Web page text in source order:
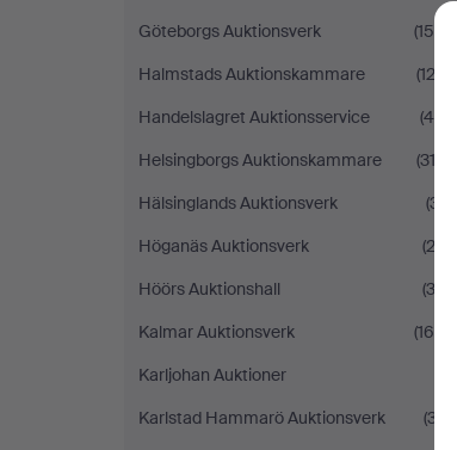
Göteborgs Auktionsverk
(156)
Halmstads Auktionskammare
(122)
Handelslagret Auktionsservice
(46)
Helsingborgs Auktionskammare
(313)
Hälsinglands Auktionsverk
(31)
Höganäs Auktionsverk
(22)
Höörs Auktionshall
(33)
Kalmar Auktionsverk
(160)
Karljohan Auktioner
Karlstad Hammarö Auktionsverk
(37)